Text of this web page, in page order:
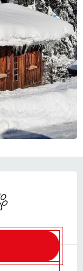
erlaubt